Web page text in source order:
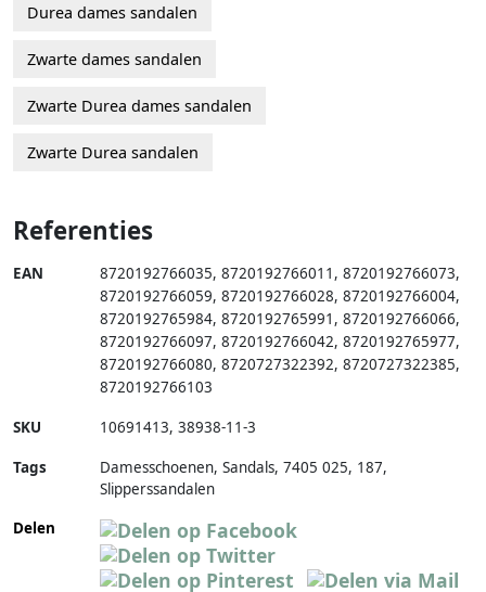
Durea dames sandalen
Zwarte dames sandalen
Zwarte Durea dames sandalen
Zwarte Durea sandalen
Referenties
EAN 8720192766035, 8720192766011 , 8720192766073,
8720192766059, 8720192766028, 8720192766004,
8720192765984, 8720192765991 , 8720192766066,
8720192766097, 8720192766042, 8720192765977,
8720192766080, 8720727322392, 8720727322385,
8720192766103
SKU 10691413, 38938-11-3
Tags
Damesschoenen, Sandals, 7405 025, 187,
Slipperssandalen
Delen